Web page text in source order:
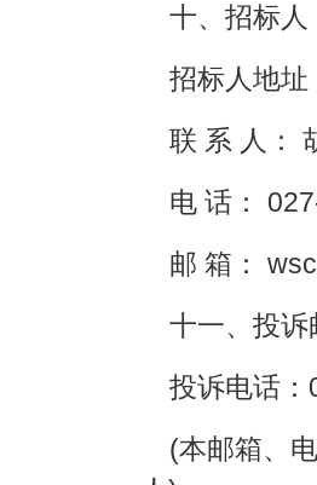
十、招标人
招标人地
联 系 人：
电 话：
邮 箱：
十一、投
投诉电话
(本邮箱、